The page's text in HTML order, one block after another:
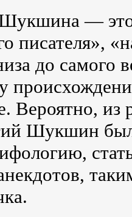
— это
писателя»,
до самого
Вероятно, из
Шукшин